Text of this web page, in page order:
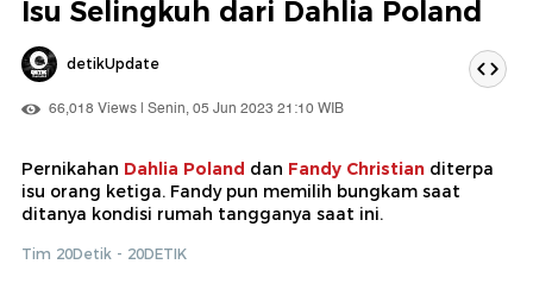
Isu Selingkuh dari Dahlia Poland
detikUpdate
66,018 Views | Senin, 05 Jun 2023 21:10 WIB
Pernikahan Dahlia Poland dan Fandy Christian diterpa
isu orang ketiga. Fandy pun memilih bungkam saat
ditanya kondisi rumah tangganya saat ini.
Tim 20Detik - 20DETIK